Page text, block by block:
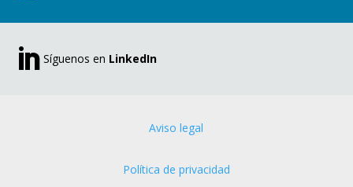
 Síguenos en LinkedIn
Aviso legal
Política de privacidad